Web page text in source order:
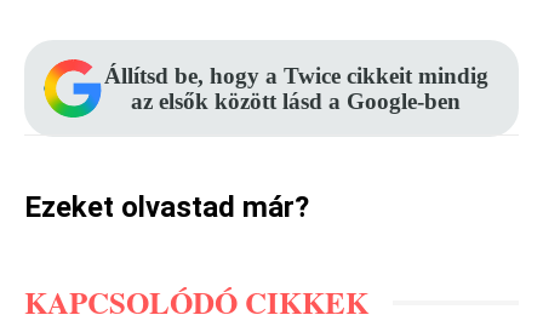
Állítsd be, hogy a Twice cikkeit mindig
az elsők között lásd a Google-ben
Ezeket olvastad már?
KAPCSOLÓDÓ CIKKEK